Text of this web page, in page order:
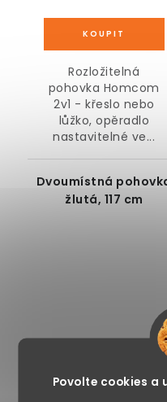
Povolte cookies a
Rozložitelná
pohovka Homcom
2v1 - křeslo nebo
lůžko, opěradlo
nastavitelné ve...
Dvoumístná
žlutá, 117 cm